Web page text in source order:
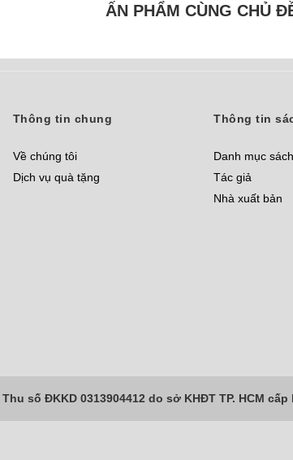
ẤN PHẨM CÙNG CHỦ
Thông tin chung
Về chúng tôi
Dịch vụ quà tặng
Thông tin
Danh mục sách
Tác giả
Nhà xuất bản
số ĐKKD 0313904412 do sở KHĐT TP. HCM